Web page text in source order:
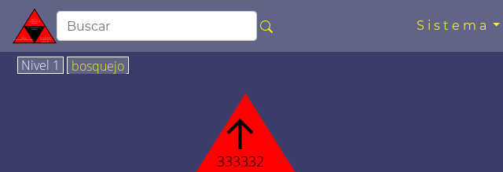
Sistema
Nivel 1 bosquejo
↑
333332